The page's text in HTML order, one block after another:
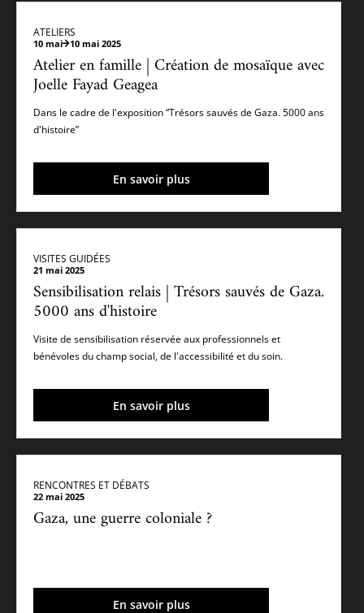
ATELIERS
10 mai 10 mai 2025
Atelier en famille | Création de mosaïque avec
Joelle Fayad Geagea
Dans le cadre de l'exposition “Trésors sauvés de Gaza. 5000 ans
d'histoire”
En savoir plus
VISITES GUIDÉES
21 mai 2025
Sensibilisation relais | Trésors sauvés de Gaza.
5000 ans d'histoire
Visite de sensibilisation réservée aux professionnels et
bénévoles du champ social, de l'accessibilité et du soin.
En savoir plus
RENCONTRES ET DÉBATS
22 mai 2025
Gaza, une guerre coloniale ?
En savoir plus